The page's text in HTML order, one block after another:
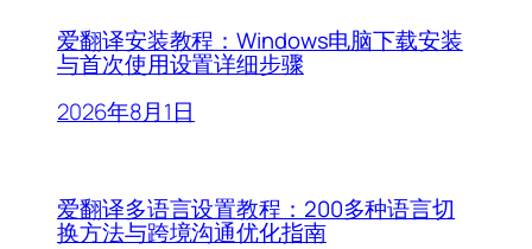
爱翻译安装教程：Windows电脑下载安装
与首次使用设置详细步骤
2026年8月1日
爱翻译多语言设置教程：200多种语言切
换方法与跨境沟通优化指南